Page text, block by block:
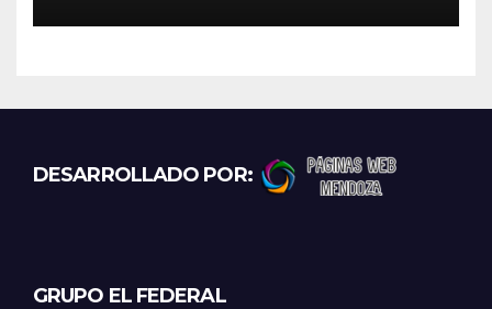
DESARROLLADO POR:
GRUPO EL FEDERAL